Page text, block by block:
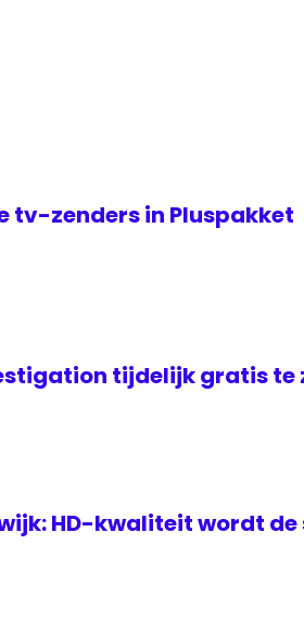
tv-zenders in Pluspakket
tijdelijk gratis te
HD-kwaliteit wordt